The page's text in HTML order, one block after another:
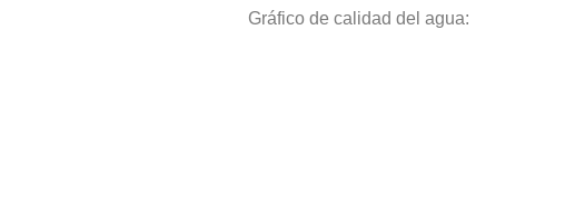
Gráfico de calidad del agua: